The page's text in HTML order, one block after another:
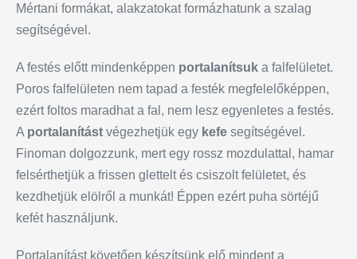
Mértani formákat, alakzatokat formázhatunk a szalag
segítségével.
A festés előtt mindenképpen portalanítsuk a falfelületet.
Poros falfelületen nem tapad a festék megfelelőképpen,
ezért foltos maradhat a fal, nem lesz egyenletes a festés.
A portalanítást végezhetjük egy kefe segítségével.
Finoman dolgozzunk, mert egy rossz mozdulattal, hamar
felsérthetjük a frissen glettelt és csiszolt felületet, és
kezdhetjük elölről a munkát! Éppen ezért puha sörtéjű
kefét használjunk.
Portalanítást követően készítsünk elő mindent a